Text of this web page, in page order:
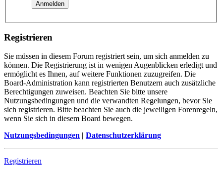
Registrieren
Sie müssen in diesem Forum registriert sein, um sich anmelden zu
können. Die Registrierung ist in wenigen Augenblicken erledigt und
ermöglicht es Ihnen, auf weitere Funktionen zuzugreifen. Die
Board-Administration kann registrierten Benutzern auch zusätzliche
Berechtigungen zuweisen. Beachten Sie bitte unsere
Nutzungsbedingungen und die verwandten Regelungen, bevor Sie
sich registrieren. Bitte beachten Sie auch die jeweiligen Forenregeln,
wenn Sie sich in diesem Board bewegen.
Nutzungsbedingungen | Datenschutzerklärung
Registrieren